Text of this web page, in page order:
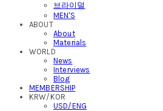
브라이덜
MEN'S
ABOUT
About
Materials
WORLD
News
Interviews
Blog
MEMBERSHIP
KRW/KOR
USD/ENG